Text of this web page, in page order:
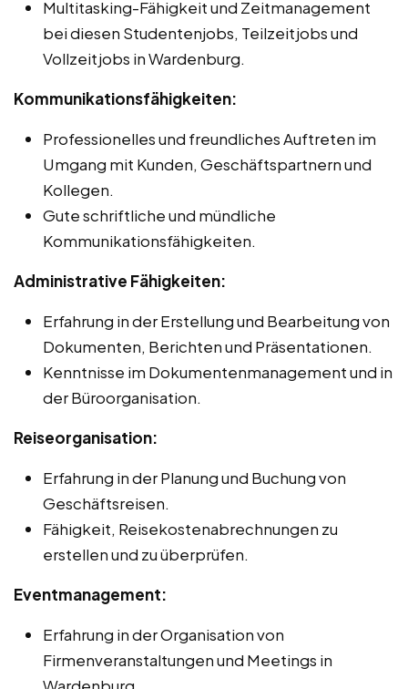
Multitasking-Fähigkeit und Zeitmanagement
bei diesen Studentenjobs, Teilzeitjobs und
Vollzeitjobs in Wardenburg.
Kommunikationsfähigkeiten:
Professionelles und freundliches Auftreten im
Umgang mit Kunden, Geschäftspartnern und
Kollegen.
Gute schriftliche und mündliche
Kommunikationsfähigkeiten.
Administrative Fähigkeiten:
Erfahrung in der Erstellung und Bearbeitung von
Dokumenten, Berichten und Präsentationen.
Kenntnisse im Dokumentenmanagement und in
der Büroorganisation.
Reiseorganisation:
Erfahrung in der Planung und Buchung von
Geschäftsreisen.
Fähigkeit, Reisekostenabrechnungen zu
erstellen und zu überprüfen.
Eventmanagement:
Erfahrung in der Organisation von
Firmenveranstaltungen und Meetings in